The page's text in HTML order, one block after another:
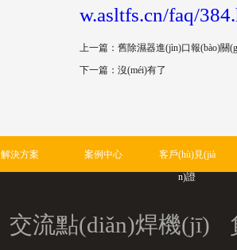
w.asltfs.cn/faq/
上一篇：舊除濕器進(jìn)口報(bào)關
下一篇：沒(méi)有了
解決方案 案例中心
客戶(hù)見(jià
n)證
交流點(diǎn)焊機(jī)